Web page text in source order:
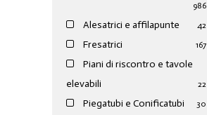
986
Alesatrici e affilapunte 42
Fresatrici 167
Piani di riscontro e tavole
elevabili
22
Piegatubi e Conificatubi 30